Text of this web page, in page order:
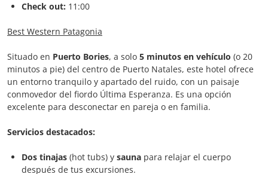
Check out: 11:00
Best Western Patagonia
Situado en Puerto Bories, a solo 5 minutos en vehículo (o 20
minutos a pie) del centro de Puerto Natales, este hotel ofrece
un entorno tranquilo y apartado del ruido, con un paisaje
conmovedor del fiordo Última Esperanza. Es una opción
excelente para desconectar en pareja o en familia.
Servicios destacados:
Dos tinajas (hot tubs) y sauna para relajar el cuerpo
después de tus excursiones.